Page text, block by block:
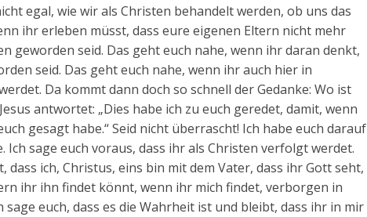
egal, wie wir als Christen behandelt werden, ob uns das
ihr erleben müsst, dass eure eigenen Eltern nicht mehr
geworden seid. Das geht euch nahe, wenn ihr daran denkt,
seid. Das geht euch nahe, wenn ihr auch hier in
Da kommt dann doch so schnell der Gedanke: Wo ist
antwortet: „Dies habe ich zu euch geredet, damit, wenn
gesagt habe.“ Seid nicht überrascht! Ich habe euch darauf
sage euch voraus, dass ihr als Christen verfolgt werdet.
dass ich, Christus, eins bin mit dem Vater, dass ihr Gott seht,
ihr ihn findet könnt, wenn ihr mich findet, verborgen in
euch, dass es die Wahrheit ist und bleibt, dass ihr in mir